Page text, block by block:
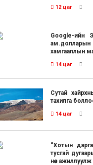
12 цаг
Google-ийн
ам.долларын
хамгааллын
14 цаг
Сутай
тахилга
14 цаг
“Хотын
тусгай
нөөс